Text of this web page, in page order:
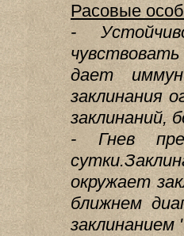
Расовые
-
дает
заклинания
заклинаний,
- Гнев
окружает
ближнем